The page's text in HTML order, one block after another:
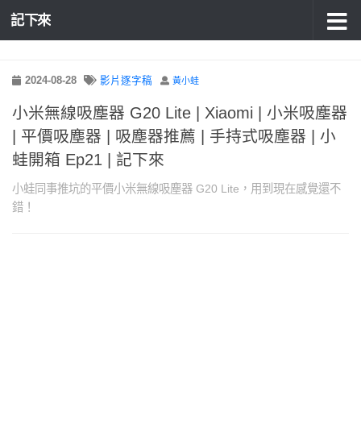
記下來
2024-08-28 影片逐字稿 黃小蛙
小米無線吸塵器 G20 Lite | Xiaomi | 小米吸塵器
| 平價吸塵器 | 吸塵器推薦 | 手持式吸塵器 | 小
蛙開箱 Ep21 | 記下來
小蛙同事推坑的平價小米無線吸塵器 G20 Lite，用到現在感覺還不
錯！